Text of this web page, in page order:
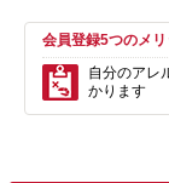
会員登録5つのメリ
自分のアレ
かります